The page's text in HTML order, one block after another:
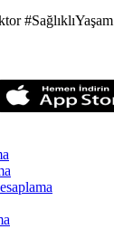
#SağlıklıYaşam